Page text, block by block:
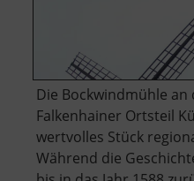
Die Bockwindmühle an
Falkenhainer Ortsteil
wertvolles Stück
Während die